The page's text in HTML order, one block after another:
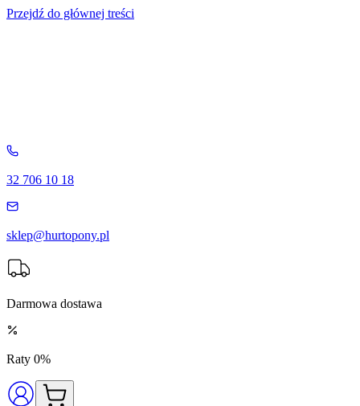
Przejdź do głównej treści
32 706 10 18
sklep@hurtopony.pl
Darmowa dostawa
Raty 0%